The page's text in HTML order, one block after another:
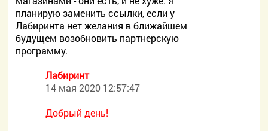
планирую заменить ссылки, если у
Лабиринта нет желания в ближайшем
будущем возобновить партнерскую
программу.
Лабиринт
14 мая 2020 12:57:47
Добрый день!